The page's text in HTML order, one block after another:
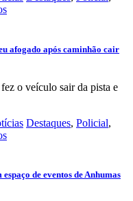
afogado após caminhão cair
o veículo sair da pista e
Destaques, Policial,
de eventos de Anhumas